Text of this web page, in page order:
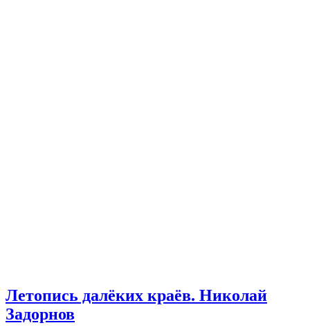
Летопись далёких краёв. Николай
Задорнов